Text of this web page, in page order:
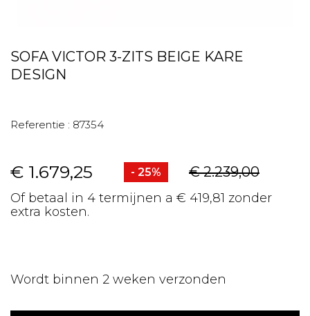
SOFA VICTOR 3-ZITS BEIGE KARE
DESIGN
Referentie : 87354
€ 1.679,25 - 25% € 2.239,00
Of betaal in 4 termijnen a € 419,81 zonder
extra kosten.
Wordt binnen 2 weken verzonden